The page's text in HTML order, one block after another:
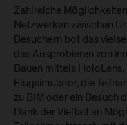
Zahlreiche
Netzwerken zwischen
Besuchern bot das
das Ausprobieren von
Bauen mittels
Flugsimulator, die
zu BIM oder ein Besuch
Dank der Vielfalt an